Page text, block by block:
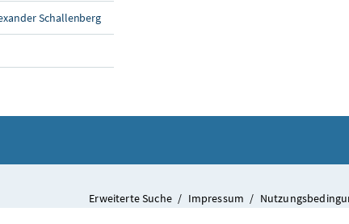
Schallenberg
Erweiterte Suche / Impressum /